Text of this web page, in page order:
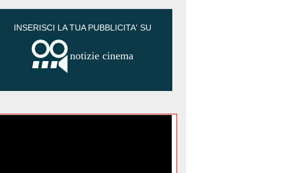
INSERISCI LA TUA PUBBLICITA' SU
notizie cinema